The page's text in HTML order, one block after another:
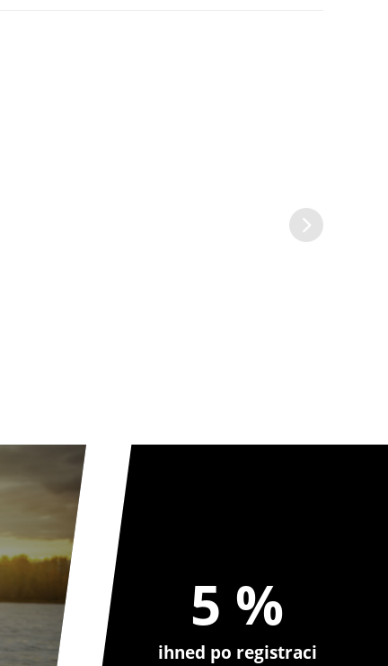
5 %
ihned po registraci